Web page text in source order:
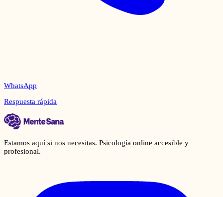
WhatsApp
Respuesta rápida
Estamos aquí si nos necesitas. Psicología online accesible y
profesional.